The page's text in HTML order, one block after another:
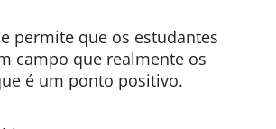
permite que os estudantes
campo que realmente os
é um ponto positivo.